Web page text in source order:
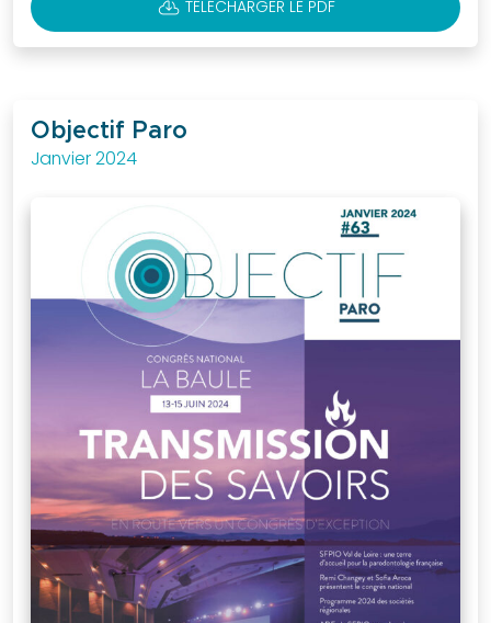
CLOUD_DOWNLOAD TÉLÉCHARGER LE PDF
Objectif Paro
Janvier 2024